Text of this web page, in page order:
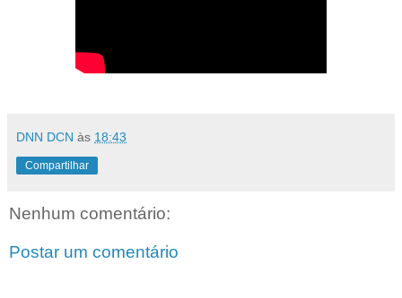
DNN DCN às 18:43
Compartilhar
Nenhum comentário:
Postar um comentário